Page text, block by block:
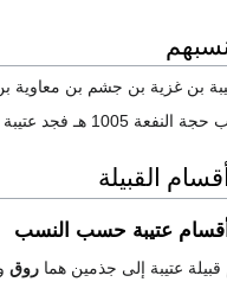
نسبهم
بن غزية بن جشم بن معاوية
هـ فجد عتيبة هو عتيب بن كعب بن هوازم بن شبابة
القبيلة
أقسام عتيبة حسب النسب
عتيبة إلى جذمين هما روق